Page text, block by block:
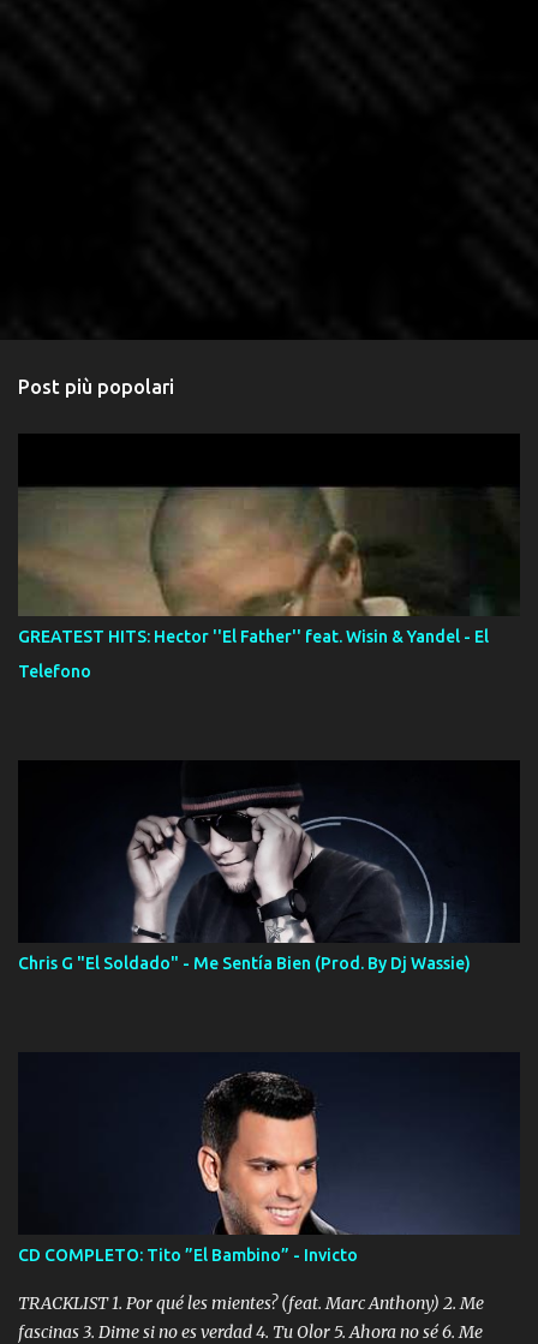
Post più popolari
GREATEST HITS: Hector ''El Father'' feat. Wisin & Yandel - El
Telefono
Chris G "El Soldado" - Me Sentía Bien (Prod. By Dj Wassie)
CD COMPLETO: Tito ”El Bambino” - Invicto
TRACKLIST 1. Por qué les mientes? (feat. Marc Anthony) 2. Me
fascinas 3. Dime si no es verdad 4. Tu Olor 5. Ahora no sé 6. Me